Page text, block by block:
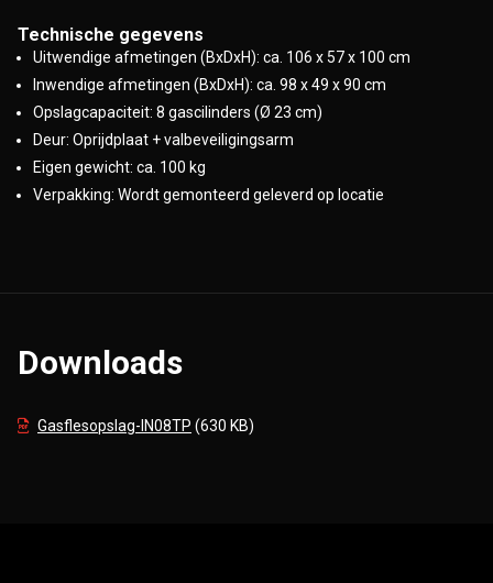
Technische gegevens
Uitwendige afmetingen (BxDxH): ca. 106 x 57 x 100 cm
Inwendige afmetingen (BxDxH): ca. 98 x 49 x 90 cm
Opslagcapaciteit: 8 gascilinders (Ø 23 cm)
Deur: Oprijdplaat + valbeveiligingsarm
Eigen gewicht: ca. 100 kg
Verpakking: Wordt gemonteerd geleverd op locatie
Downloads
Gasflesopslag-IN08TP (630 KB)